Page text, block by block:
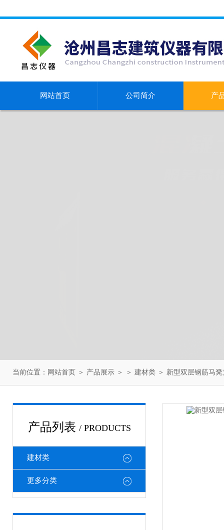
网站首页 公司简介 产
当前位置： 网站首页 ＞ 产品展示 ＞ ＞ 建材类 ＞ 新型双层钢筋马
产品列表 / PRODUCTS
建材类
更多分类